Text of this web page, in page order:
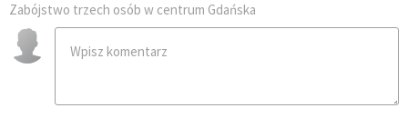
Zabójstwo trzech osób w centrum Gdańska